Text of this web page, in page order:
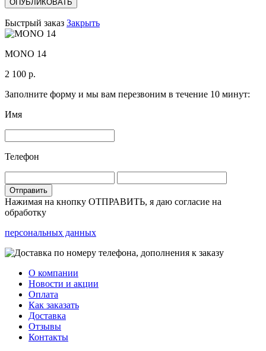
Быстрый заказ Закрыть
MONO 14
2 100 р.
Заполните форму и мы вам перезвоним в течение 10 минут:
Имя
Телефон
Отправить
Нажимая на кнопку ОТПРАВИТЬ, я даю согласие на
обработку
персональных данных
О компании
Новости и акции
Оплата
Как заказать
Доставка
Отзывы
Контакты